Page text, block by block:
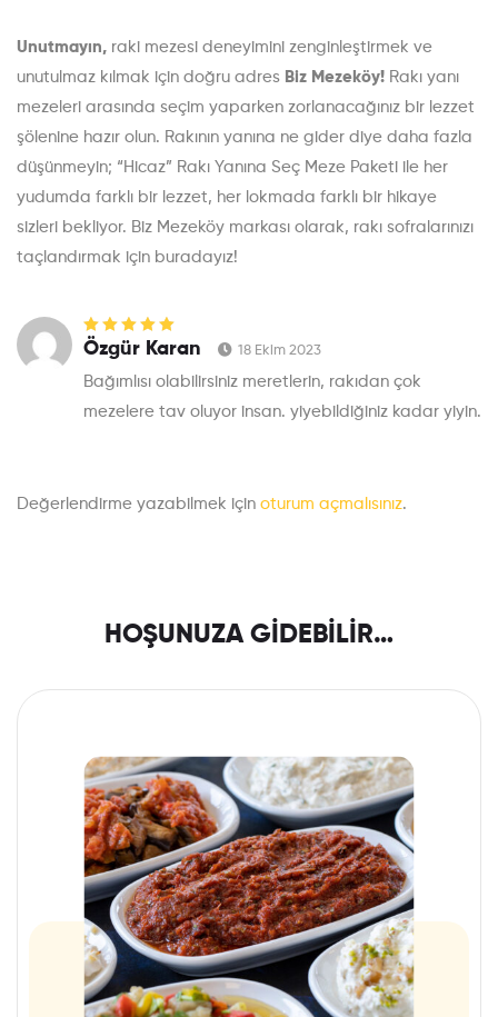
Unutmayın, raki mezesi deneyimini zenginleştirmek ve
unutulmaz kılmak için doğru adres Biz Mezeköy! Rakı yanı
mezeleri arasında seçim yaparken zorlanacağınız bir lezzet
şölenine hazır olun. Rakının yanına ne gider diye daha fazla
düşünmeyin; “Hicaz” Rakı Yanına Seç Meze Paketi ile her
yudumda farklı bir lezzet, her lokmada farklı bir hikaye
sizleri bekliyor. Biz Mezeköy markası olarak, rakı sofralarınızı
taçlandırmak için buradayız!
5 üzerinden5
oy aldı
Özgür Karan 18 Ekim 2023
Bağımlısı olabilirsiniz meretlerin, rakıdan çok
mezelere tav oluyor insan. yiyebildiğiniz kadar yiyin.
Değerlendirme yazabilmek için oturum açmalısınız.
HOŞUNUZA GIDEBILIR…